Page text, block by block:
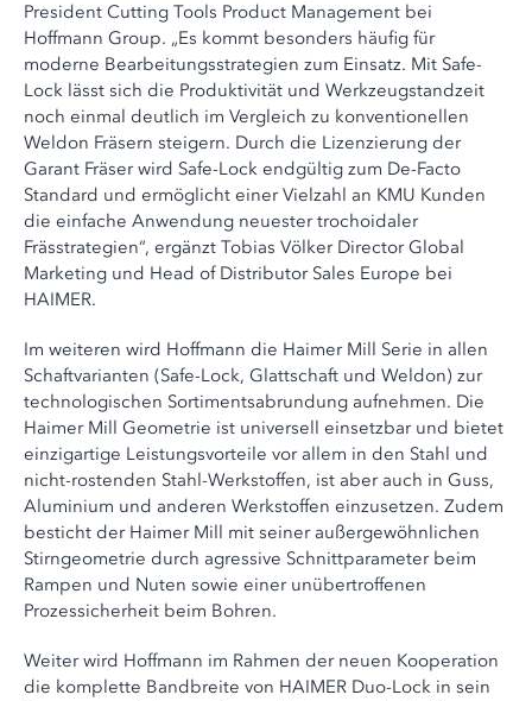
President Cutting Tools Product Management bei
Hoffmann Group. „Es kommt besonders häufig für
moderne Bearbeitungsstrategien zum Einsatz. Mit Safe-
Lock lässt sich die Produktivität und Werkzeugstandzeit
noch einmal deutlich im Vergleich zu konventionellen
Weldon Fräsern steigern. Durch die Lizenzierung der
Garant Fräser wird Safe-Lock endgültig zum De-Facto
Standard und ermöglicht einer Vielzahl an KMU Kunden
die einfache Anwendung neuester trochoidaler
Frässtrategien“, ergänzt Tobias Völker Director Global
Marketing und Head of Distributor Sales Europe bei
HAIMER.
Im weiteren wird Hoffmann die Haimer Mill Serie in allen
Schaftvarianten (Safe-Lock, Glattschaft und Weldon) zur
technologischen Sortimentsabrundung aufnehmen. Die
Haimer Mill Geometrie ist universell einsetzbar und bietet
einzigartige Leistungsvorteile vor allem in den Stahl und
nicht-rostenden Stahl-Werkstoffen, ist aber auch in Guss,
Aluminium und anderen Werkstoffen einzusetzen. Zudem
besticht der Haimer Mill mit seiner außergewöhnlichen
Stirngeometrie durch agressive Schnittparameter beim
Rampen und Nuten sowie einer unübertroffenen
Prozessicherheit beim Bohren.
Weiter wird Hoffmann im Rahmen der neuen Kooperation
die komplette Bandbreite von HAIMER Duo-Lock in sein